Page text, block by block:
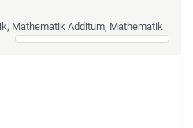
Mathematik Additum, Mathematik